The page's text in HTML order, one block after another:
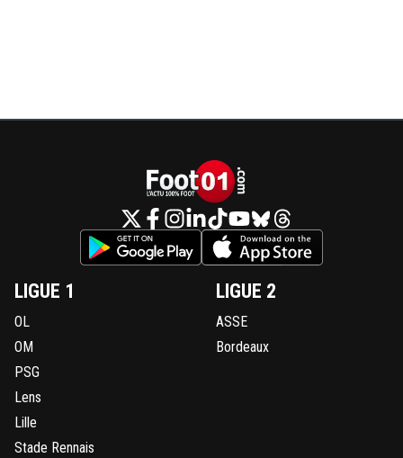
LIGUE 1
OL
OM
PSG
Lens
Lille
Stade Rennais
LIGUE 2
ASSE
Bordeaux